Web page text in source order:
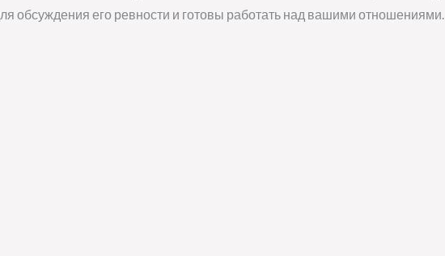
обсуждения его ревности и готовы работать над вашими отношениями.